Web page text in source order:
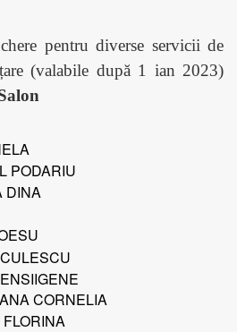
pentru diverse servicii de
(valabile după 1 ian 2023)
PODARIU
DINA
CORNELIA